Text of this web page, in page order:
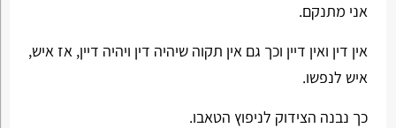
אני מתנקם.
אין דין ואין דיין וכך גם אין תקוה שיהיה דין ויהיה דיין, אז איש,
איש לנפשו.
כך נבנה הצידוק לניפוץ הטאבו.